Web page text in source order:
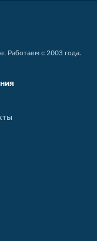
Работаем с 2003 года.